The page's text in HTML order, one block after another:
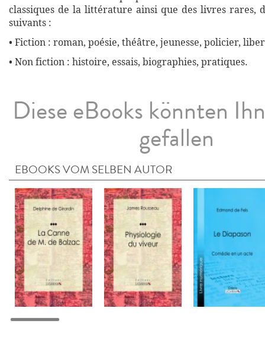
classiques de la littérature ainsi que des livres rares,
suivants :
• Fiction : roman, poésie, théâtre, jeunesse, policier,
• Non fiction : histoire, essais, biographies, pratiques.
Diese eBooks könnten
gefallen
EBOOKS VOM SELBEN AUTOR